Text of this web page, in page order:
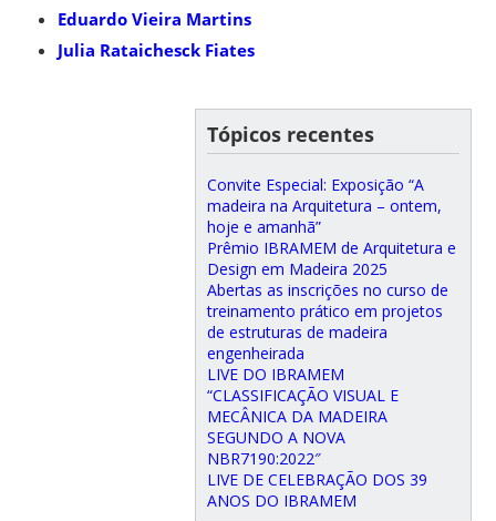
Eduardo Vieira Martins
Julia Rataichesck Fiates
Tópicos recentes
Convite Especial: Exposição “A
madeira na Arquitetura – ontem,
hoje e amanhã”
Prêmio IBRAMEM de Arquitetura e
Design em Madeira 2025
Abertas as inscrições no curso de
treinamento prático em projetos
de estruturas de madeira
engenheirada
LIVE DO IBRAMEM
“CLASSIFICAÇÃO VISUAL E
MECÂNICA DA MADEIRA
SEGUNDO A NOVA
NBR7190:2022″
LIVE DE CELEBRAÇÃO DOS 39
ANOS DO IBRAMEM